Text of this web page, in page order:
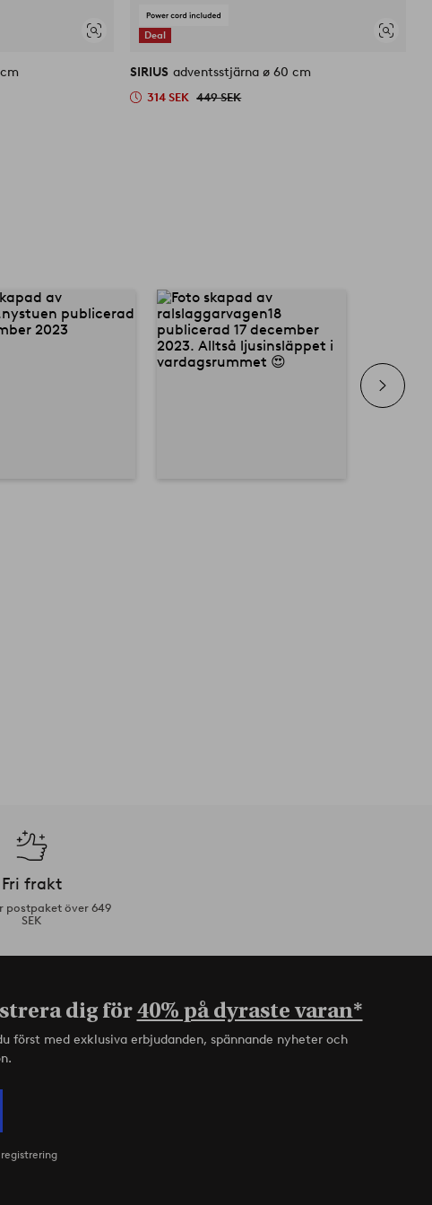
Visa
Deal
Visa
SIRIUS adventsstjärna ø 60 cm
314 SEK 449 SEK
Fri frakt
postpaket över 649
SEK
dig för40% på dyraste varan*
först med exklusiva erbjudanden, spännande nyheter och